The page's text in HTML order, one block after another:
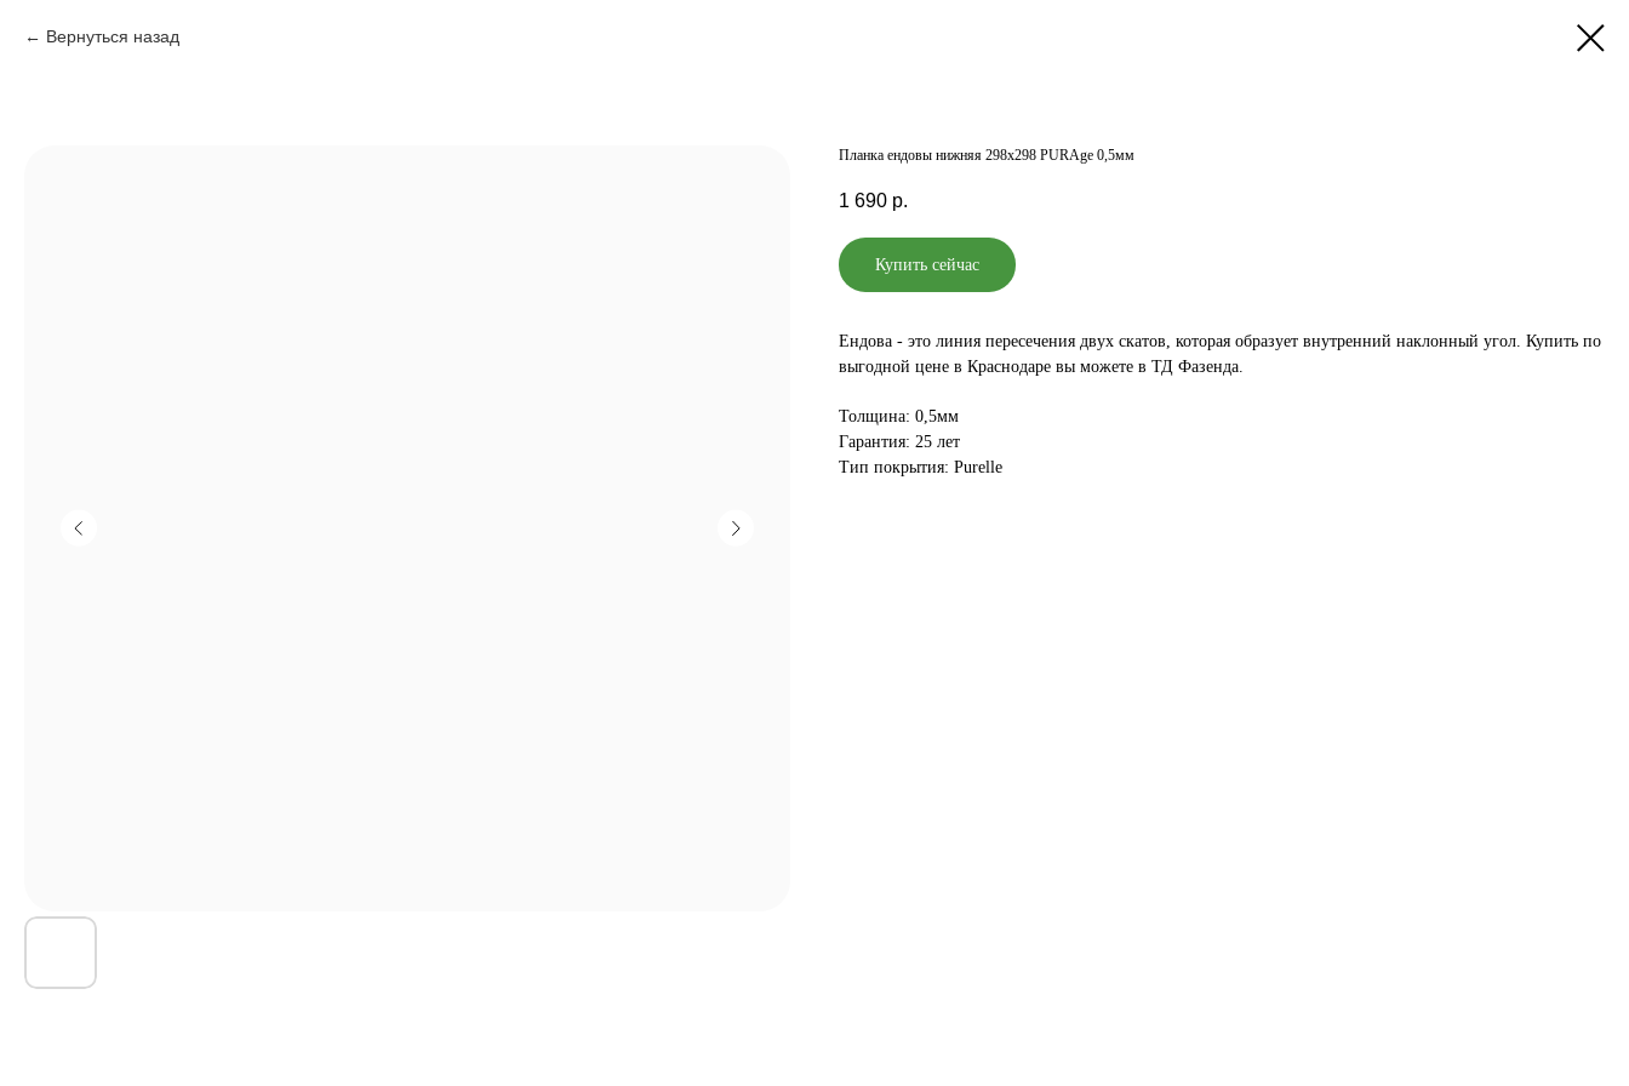
Вернуться назад
Планка ендовы нижняя 298х298 PURAge 0,5мм
1 690 р.
Купить сейчас
Ендова - это линия пересечения двух скатов, которая образует внутренний наклонный угол. Купить по
выгодной цене в Краснодаре вы можете в ТД Фазенда.
Толщина: 0,5мм
Гарантия: 25 лет
Тип покрытия: Purelle